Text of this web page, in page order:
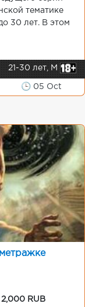
тематике
30 лет. В этом
21-30 лет, М
🕒 05 Oct
2,000 RUB